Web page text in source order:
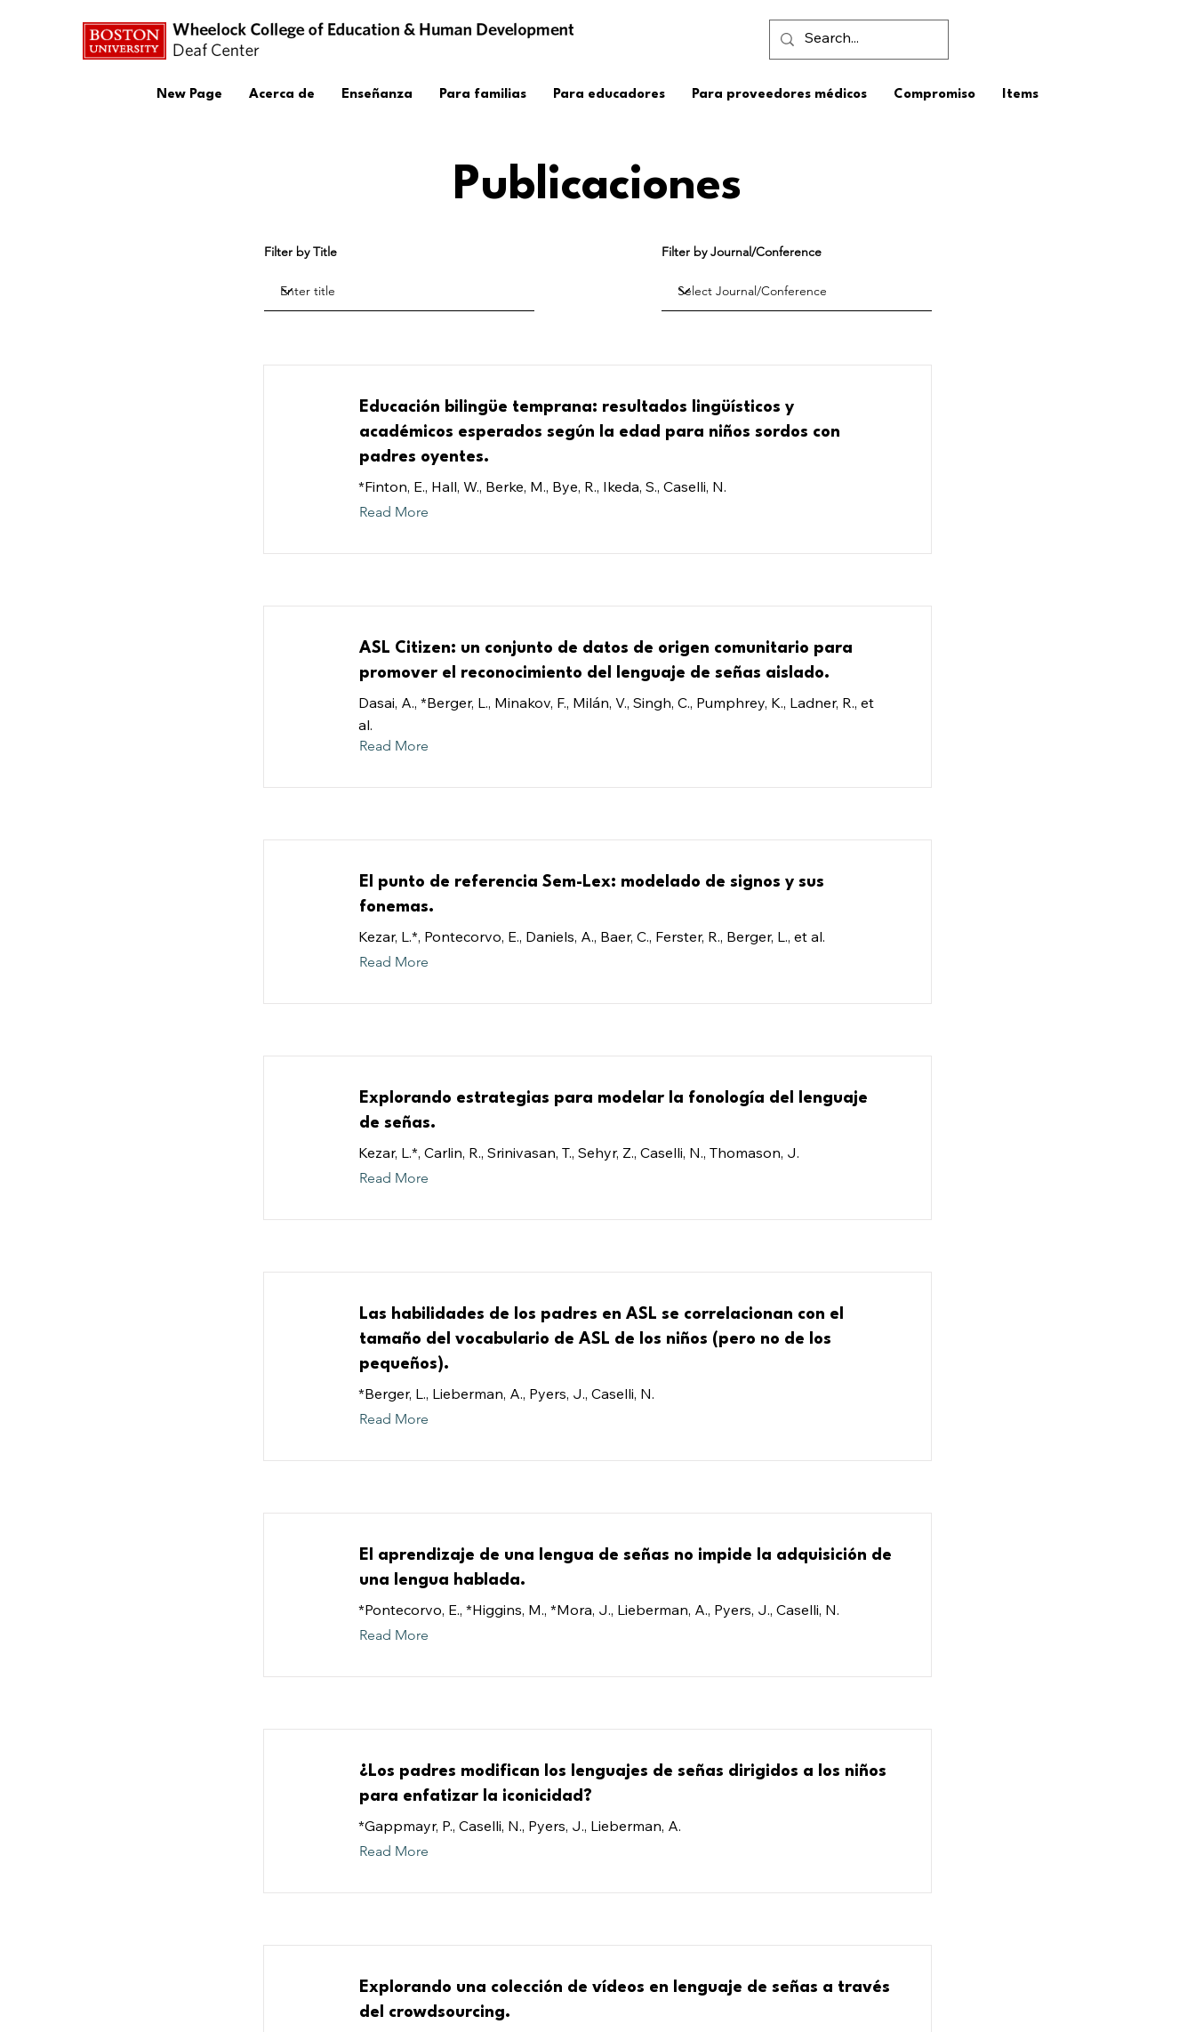
New Page Acerca de Enseñanza Para familias Para educadores Para proveedores médicos Compromiso Items
Publicaciones
Filter by Title Filter by Journal/Conference
Educación bilingüe temprana: resultados lingüísticos y
académicos esperados según la edad para niños sordos con
padres oyentes.
*Finton, E., Hall, W., Berke, M., Bye, R., Ikeda, S., Caselli, N.
Read More
ASL Citizen: un conjunto de datos de origen comunitario para
promover el reconocimiento del lenguaje de señas aislado.
Dasai, A., *Berger, L., Minakov, F., Milán, V., Singh, C., Pumphrey, K., Ladner, R., et
al.
Read More
El punto de referencia Sem-Lex: modelado de signos y sus
fonemas.
Kezar, L.*, Pontecorvo, E., Daniels, A., Baer, C., Ferster, R., Berger, L., et al.
Read More
Explorando estrategias para modelar la fonología del lenguaje
de señas.
Kezar, L.*, Carlin, R., Srinivasan, T., Sehyr, Z., Caselli, N., Thomason, J.
Read More
Las habilidades de los padres en ASL se correlacionan con el
tamaño del vocabulario de ASL de los niños (pero no de los
pequeños).
*Berger, L., Lieberman, A., Pyers, J., Caselli, N.
Read More
El aprendizaje de una lengua de señas no impide la adquisición de
una lengua hablada.
*Pontecorvo, E., *Higgins, M., *Mora, J., Lieberman, A., Pyers, J., Caselli, N.
Read More
¿Los padres modifican los lenguajes de señas dirigidos a los niños
para enfatizar la iconicidad?
*Gappmayr, P., Caselli, N., Pyers, J., Lieberman, A.
Read More
Explorando una colección de vídeos en lenguaje de señas a través
del crowdsourcing.